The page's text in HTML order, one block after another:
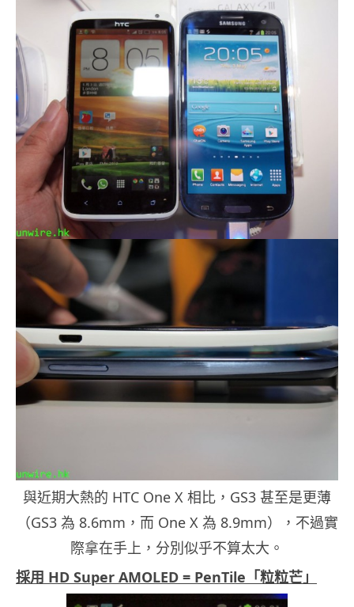
與近期大熱的 HTC One X 相比，GS3 甚至是更薄
（GS3 為 8.6mm，而 One X 為 8.9mm），不過實
際拿在手上，分別似乎不算太大。
採用 HD Super AMOLED = PenTile「粒粒芒」